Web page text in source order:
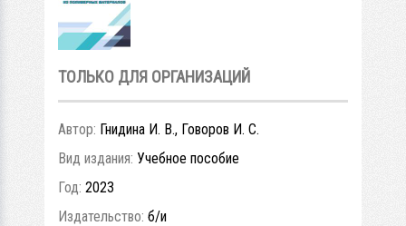
ТОЛЬКО ДЛЯ ОРГАНИЗАЦИЙ
Автор: Гнидина И. В., Говоров И. С.
Вид издания: Учебное пособие
Год: 2023
Издательство: б/и